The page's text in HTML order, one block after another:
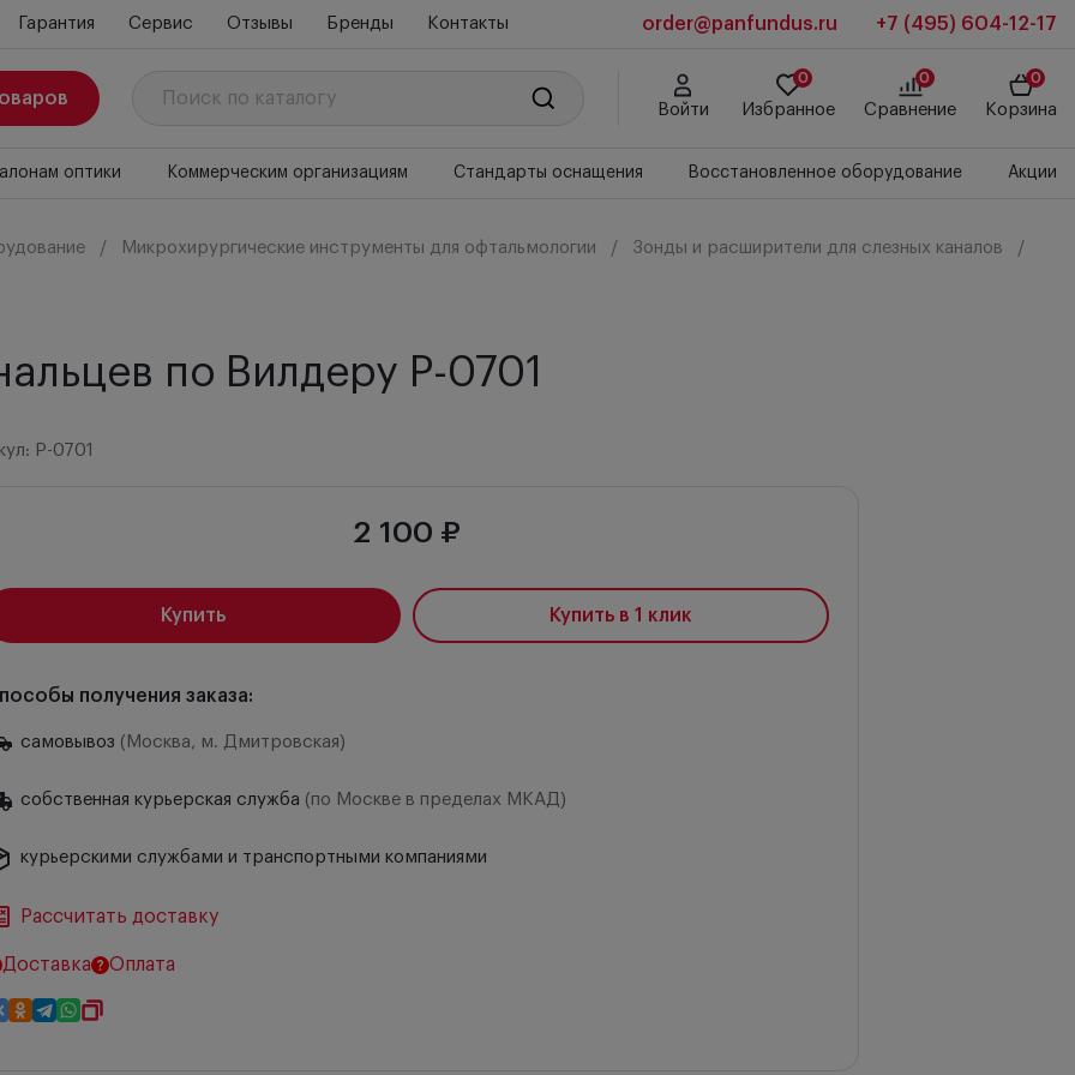
Гарантия Сервис Отзывы Бренды Контакты order@panfundus.ru +7 (495) 604-12-17
Войти
0
Избранное
0
Сравнение
0
Корзина
оптики Коммерческим организациям Стандарты оснащения Восстановленное оборудование Акции
Микрохирургические инструменты для офтальмологии Зонды и расширители для слезных каналов
по Вилдеру P-0701
P-0701
2 100 ₽
Купить Купить в 1 клик
получения заказа:
самовывоз (Москва, м. Дмитровская)
собственная курьерская служба (по Москве в пределах МКАД)
курьерскими службами и транспортными компаниями
Рассчитать доставку
Доставка Оплата